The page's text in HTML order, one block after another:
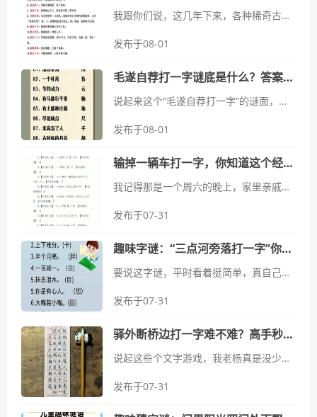
我跟你们说，这几年下来，各种稀奇古怪的词儿、说法，我是听过不少。但要说“看见丑女就喊鬼打”这句，刚开始我真没搞懂，觉得它挺…怪的。你说你，看到啥不怎么就扯到鬼了？这听着像骂人，又像开玩笑，反正就是让人摸不着头脑...
发布于08-01
毛遂自荐打一字谜底是什么？答案让你意想不到！
说起来这个“毛遂自荐打一字”的谜面，那可是勾起了我一段挺有意思的经历。那时候，我正好处在一个瓶颈期，工作上有点提不起劲儿。感觉自己明明手里有些不错的想法，可就是找不到合适的机会去展示，心里头真是憋屈。那会儿，...
发布于08-01
输掉一辆车打一字，你知道这个经典谜语吗？
我记得那是一个周六的晚上，家里亲戚都聚在一起吃饭，好久没这么热闹了。吃着吃着，我那小表弟，古灵精怪的一个人，突然就把筷子一放，清了清嗓子，对着我们这帮大人就来了一句：“哥姐们，我给你们出个谜语，谁能猜出来，晚上...
发布于07-31
趣味字谜：“三点河旁落打一字”你知道吗？
要说这字谜，平时看着挺简单，真自己去琢磨的时候，那脑袋瓜子转得呀，能给你转出火星子来。就像前一阵子，我在跟几个老伙计一块儿喝茶瞎聊，其中一个哥们儿，他平时就爱玩点儿文字游戏。冷不丁地就甩出来一句：“给你个字谜，...
发布于07-31
驿外断桥边打一字难不难？高手秒懂的答案！
说起这些个文字游戏，我老杨真是没少折腾，各种稀奇古怪的、让你挠头的，什么样儿的都见过。但有些个题目，你别说，解开了真就让你拍大腿，觉得出题人这脑子，是真他娘的活络！今儿个我就跟大家扯一个，我刚开始真没转过弯儿来...
发布于07-31